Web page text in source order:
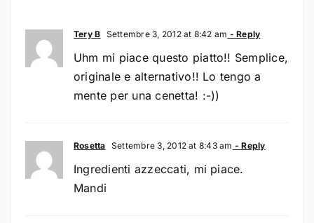
Tery B Settembre 3, 2012 at 8:42 am - Reply
Uhm mi piace questo piatto!! Semplice,
originale e alternativo!! Lo tengo a
mente per una cenetta! :-))
Rosetta Settembre 3, 2012 at 8:43 am - Reply
Ingredienti azzeccati, mi piace.
Mandi